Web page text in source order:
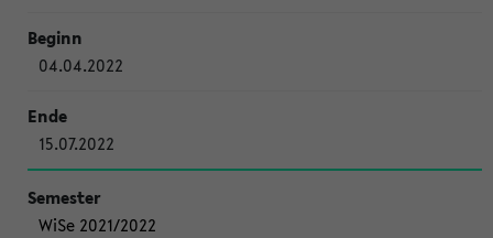
04.04.2022
15.07.2022
WiSe 2021/2022